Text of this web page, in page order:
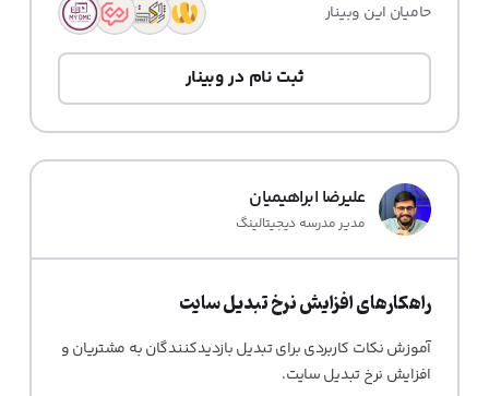
حامیان این وبینار
ثبت نام در وبینار
علیرضا ابراهیمیان
مدیر مدرسه دیجیتالینگ
راهکارهای افزایش نرخ تبدیل سایت
آموزش نکات کاربردی برای تبدیل بازدیدکنندگان به مشتریان و
افزایش نرخ تبدیل سایت.